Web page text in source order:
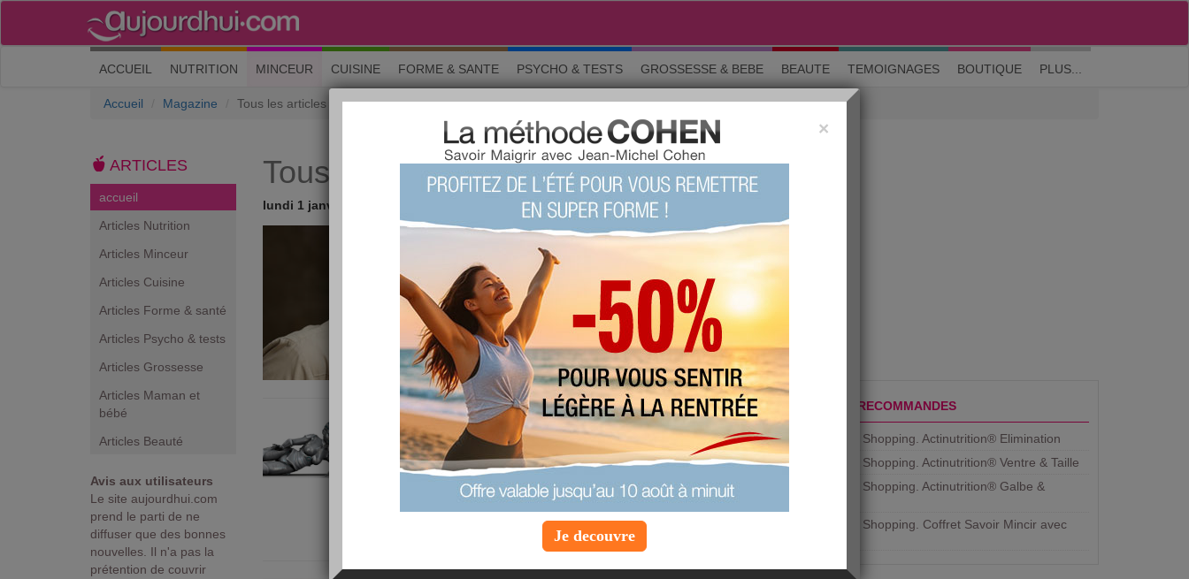
M'inscrire| Me connecter| ? Visite guidée
ACCUEIL (current)
NUTRITION MINCEUR CUISINE FORME & SANTE PSYCHO & TESTS GROSSESSE & BEBE BEAUTE TEMOIGNAGES BOUTIQUE PLUS...
Accueil Magazine Tous les articles
ARTICLES
accueil
Articles Nutrition
Articles Minceur
Articles Cuisine
Articles Forme & santé
Articles Psycho & tests
Articles Grossesse
Articles Maman et
bébé
Articles Beauté
Avis aux utilisateurs
Le site aujourdhui.com
prend le parti de ne
diffuser que des bonnes
nouvelles. Il n'a pas la
prétention de couvrir
Tous les articles
lundi 1 janvier 2007
ARTICLE
Tout ce qui influence votre QI !
Le
n'est pas seulement une histoire de
chiffres. Vous seriez surpris de découvrir l'effet
inattendu sur le
cerveaude certains aspects
plutôt banals de notre vie.
Lire
Article Minceur
ARTICLE
7 jours pour un QI surhumain !
Des recherches avaient déjà montré qu'il est possible d'améliorerson
- au moins momentanément... Ce qu'on découvre aujourd'hui, c'est
qu'une simple semaine d'efforts peut suffire.Lire
PRODUITS RECOMMANDES
Aujourdhui Shopping. Actinutrition® Elimination
Aujourdhui Shopping. Actinutrition® Ventre & Taille
Aujourdhui Shopping. Actinutrition® Galbe &
Aujourdhui Shopping. ​Coffret Savoir Mincir avec
×
Je decouvre